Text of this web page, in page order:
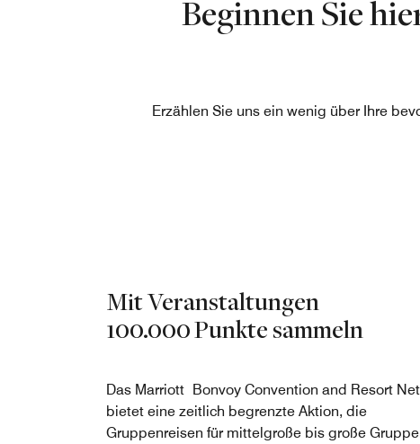
Beginnen Sie
Erzählen Sie uns ein wenig über Ihre
Mit Veranstaltungen
100.000 Punkte sammeln
Das Marriott Bonvoy Convention and Resort
bietet eine zeitlich begrenzte Aktion, die
Gruppenreisen für mittelgroße bis große